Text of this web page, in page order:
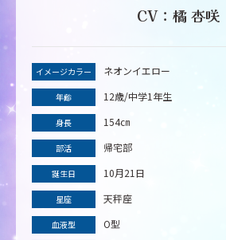
CV：橘 杏咲
イメージカラー ネオンイエロー
年齢 12歳/中学1年生
身長 154㎝
部活 帰宅部
誕生日 10月21日
星座 天秤座
血液型 O型
イメージカラー ネオンイエロー
年齢 12歳/中学1年生
身長 154㎝
部活 帰宅部
誕生日 10月21日
星座 天秤座
血液型 O型
イメージカラー ネオンイエロー
年齢 12歳/中学1年生
身長 154㎝
部活 帰宅部
誕生日 10月21日
星座 天秤座
血液型 O型
イメージカラー ネオンイエロー
年齢 12歳/中学1年生
身長 154㎝
部活 帰宅部
誕生日 10月21日
星座 天秤座
血液型 O型